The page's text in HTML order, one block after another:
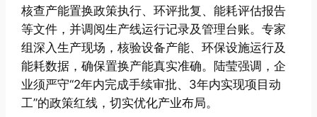
核查产能置换政策执行、环评批复、能耗评估报告
等文件，并调阅生产线运行记录及管理台账。专家
组深入生产现场，核验设备产能、环保设施运行及
能耗数据，确保置换产能真实准确。陆莹强调，企
业须严守“2年内完成手续审批、3年内实现项目动
工”的政策红线，切实优化产业布局。